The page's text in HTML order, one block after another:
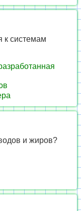
к системам
и жиров?